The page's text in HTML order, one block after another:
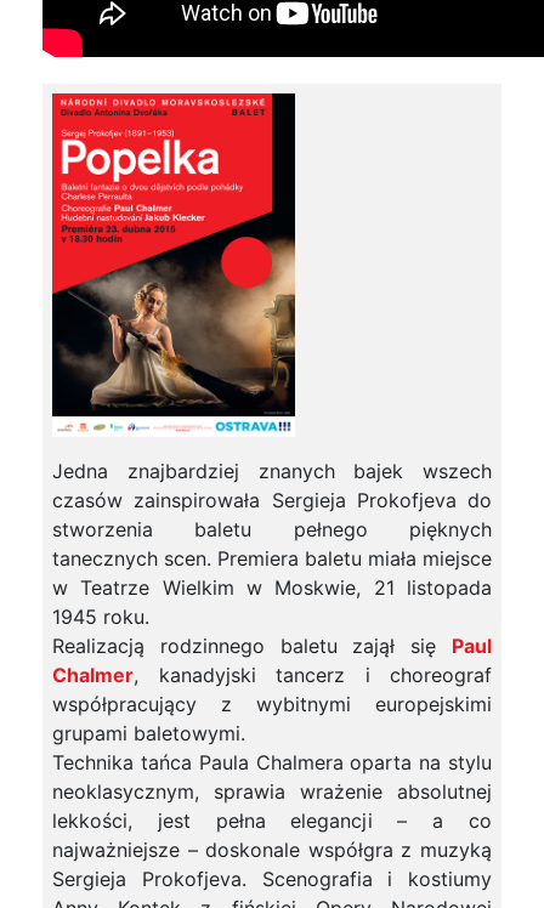
Jedna znajbardziej znanych bajek wszech
czasów zainspirowała Sergieja Prokofjeva do
stworzenia baletu pełnego pięknych
tanecznych scen. Premiera baletu miała miejsce
w Teatrze Wielkim w Moskwie, 21 listopada
1945 roku.
Realizacją rodzinnego baletu zajął się Paul
Chalmer, kanadyjski tancerz i choreograf
współpracujący z wybitnymi europejskimi
grupami baletowymi.
Technika tańca Paula Chalmera oparta na stylu
neoklasycznym, sprawia wrażenie absolutnej
lekkości, jest pełna elegancji – a co
najważniejsze – doskonale współgra z muzyką
Sergieja Prokofjeva. Scenografia i kostiumy